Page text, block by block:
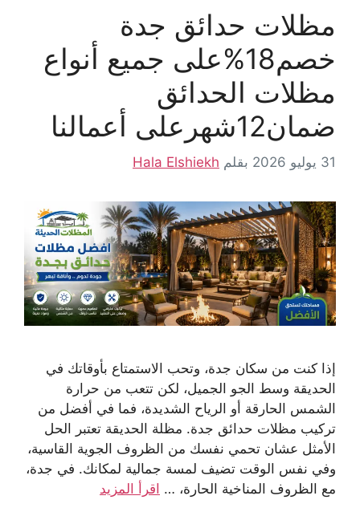
مظلات حدائق جدة
خصم18%على جميع أنواع
مظلات الحدائق
ضمان12شهرعلى أعمالنا
31 يوليو 2026 بقلم Hala Elshiekh
إذا كنت من سكان جدة، وتحب الاستمتاع بأوقاتك في
الحديقة وسط الجو الجميل، لكن تتعب من حرارة
الشمس الحارقة أو الرياح الشديدة، فما في أفضل من
تركيب مظلات حدائق جدة. مظلة الحديقة تعتبر الحل
الأمثل عشان تحمي نفسك من الظروف الجوية القاسية،
وفي نفس الوقت تضيف لمسة جمالية لمكانك. في جدة،
مع الظروف المناخية الحارة، … اقرأ المزيد